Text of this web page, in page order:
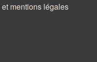
mentions légales